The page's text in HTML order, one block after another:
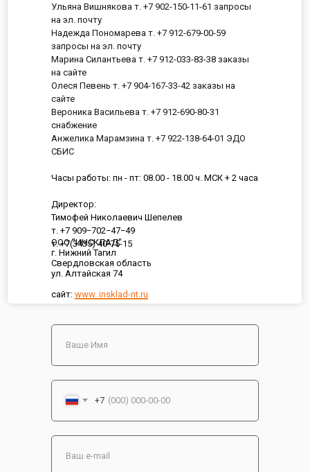
ООО "ИНСКЛАД"
г. Нижний Тагил
Свердловская область
ул. Алтайская 74
сайт: www. insklad-nt.ru
Ульяна Вишнякова т. +7 902-150-11-61 запросы
на эл. почту
Надежда Пономарева т. +7 912-679-00-59
запросы на эл. почту
Марина Силантьева т. +7 912-033-83-38 заказы
на сайте
Олеся Певень т. +7 904-167-33-42 заказы на
сайте
Вероника Васильева т. +7 912-690-80-31
снабжение
Анжелика Марамзина т. +7 922-138-64-01 ЭДО
СБИС
Часы работы: пн - пт: 08.00 - 18.00 ч. МСК + 2 часа
Директор:
Тимофей Николаевич Шепелев
т. +7 909−702−47−49
т. +7(3435) 40-75-15
+7